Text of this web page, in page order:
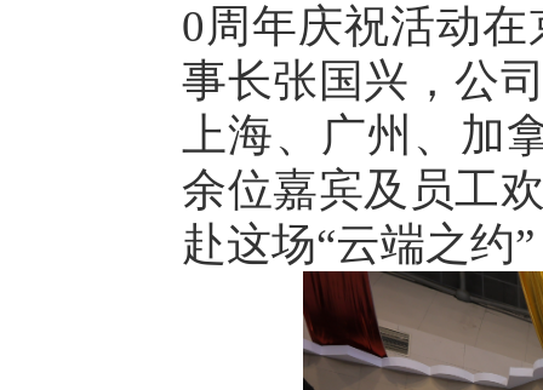
0周年庆祝活动在
事长张国兴，公
上海、广州、加
余位嘉宾及员工
赴这场“云端之约